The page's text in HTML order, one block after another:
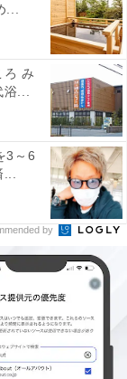
ろ み
...
3～6
by